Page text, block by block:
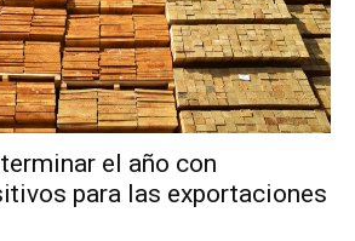
el año con
para las exportaciones